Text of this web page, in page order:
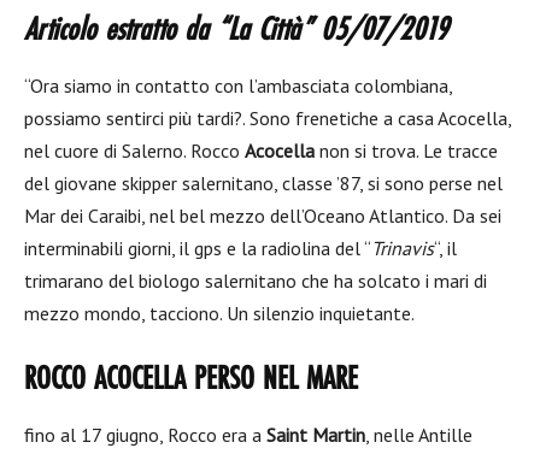
Articolo estratto da “La Città” 05/07/2019
“Ora siamo in contatto con l’ambasciata colombiana,
possiamo sentirci più tardi?. Sono frenetiche a casa Acocella,
nel cuore di Salerno. Rocco Acocella non si trova. Le tracce
del giovane skipper salernitano, classe ’87, si sono perse nel
Mar dei Caraibi, nel bel mezzo dell’Oceano Atlantico. Da sei
interminabili giorni, il gps e la radiolina del “ Trinavis“, il
trimarano del biologo salernitano che ha solcato i mari di
mezzo mondo, tacciono. Un silenzio inquietante.
ROCCO ACOCELLA PERSO NEL MARE
fino al 17 giugno, Rocco era a Saint Martin, nelle Antille